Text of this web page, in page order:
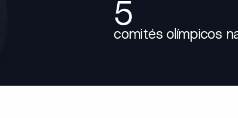
5
comités olímpicos